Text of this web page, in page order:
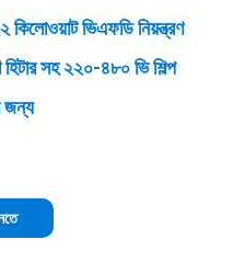
কিলোওয়াট ভিএফডি নিয়ন্ত্রণ
হিটার সহ ২২০-৪৮০ ভি শিল্প
জন্য